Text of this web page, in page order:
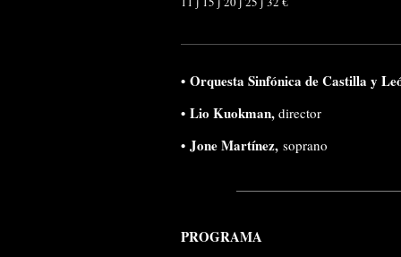
• Orquesta Sinfónica de Castilla y
• Lio Kuokman, director
• Jone Martínez, soprano
PROGRAMA